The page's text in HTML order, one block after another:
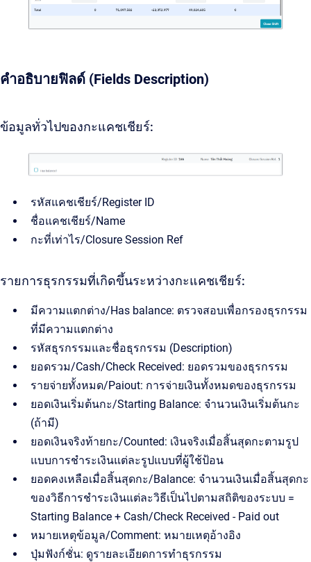
คำอธิบายฟิลด์ (Fields Description)
ข้อมูลทั่วไปของกะแคชเชียร์:
รหัสแคชเชียร์/Register ID
ชื่อแคชเชียร์/Name
กะที่เท่าไร/Closure Session Ref
รายการธุรกรรมที่เกิดขึ้นระหว่างกะแคชเชียร์:
มีความแตกต่าง/Has balance: ตรวจสอบเพื่อกรองธุรกรรม
ที่มีความแตกต่าง
รหัสธุรกรรมและชื่อธุรกรรม (Description)
ยอดรวม/Cash/Check Received: ยอดรวมของธุรกรรม
รายจ่ายทั้งหมด/Paiout: การจ่ายเงินทั้งหมดของธุรกรรม
ยอดเงินเริ่มต้นกะ/Starting Balance: จำนวนเงินเริ่มต้นกะ
(ถ้ามี)
ยอดเงินจริงท้ายกะ/Counted: เงินจริงเมื่อสิ้นสุดกะตามรูป
แบบการชำระเงินแต่ละรูปแบบที่ผู้ใช้ป้อน
ยอดคงเหลือเมื่อสิ้นสุดกะ/Balance: จำนวนเงินเมื่อสิ้นสุดกะ
ของวิธีการชำระเงินแต่ละวิธีเป็นไปตามสถิติของระบบ =
Starting Balance + Cash/Check Received - Paid out
หมายเหตุข้อมูล/Comment: หมายเหตุอ้างอิง
ปุ่มฟังก์ชั่น: ดูรายละเอียดการทำธุรกรรม